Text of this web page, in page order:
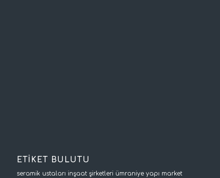
ETİKET BULUTU
seramik ustaları inşaat şirketleri ümraniye yapı market